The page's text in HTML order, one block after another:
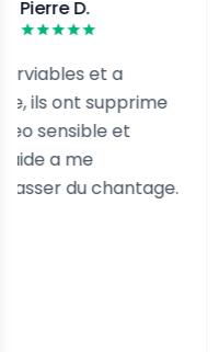
D.
et a
supprime
et
me
du chantage.